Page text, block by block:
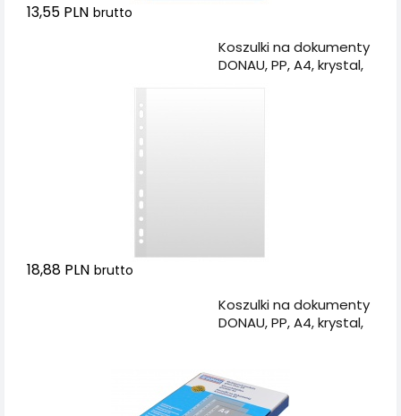
13,55 PLN brutto
Koszulki na dokumenty
DONAU, PP, A4, krystal,
18,88 PLN brutto
Koszulki na dokumenty
DONAU, PP, A4, krystal,